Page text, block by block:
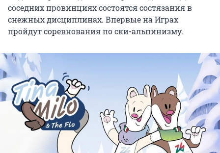
соседних провинциях состоятся состязания в
снежных дисциплинах. Впервые на Играх
пройдут соревнования по ски-альпинизму.